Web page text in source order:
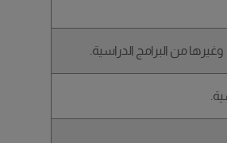
وغيرها من البرامج الدراسية.